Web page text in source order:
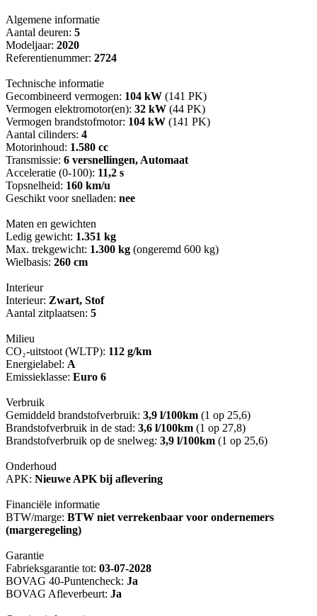
Algemene informatie
Aantal deuren: 5
Modeljaar: 2020
Referentienummer: 2724
Technische informatie
Gecombineerd vermogen: 104 kW (141 PK)
Vermogen elektromotor(en): 32 kW (44 PK)
Vermogen brandstofmotor: 104 kW (141 PK)
Aantal cilinders: 4
Motorinhoud: 1.580 cc
Transmissie: 6 versnellingen, Automaat
Acceleratie (0-100): 11,2 s
Topsnelheid: 160 km/u
Geschikt voor snelladen: nee
Maten en gewichten
Ledig gewicht: 1.351 kg
Max. trekgewicht: 1.300 kg (ongeremd 600 kg)
Wielbasis: 260 cm
Interieur
Interieur: Zwart, Stof
Aantal zitplaatsen: 5
Milieu
CO₂-uitstoot (WLTP): 112 g/km
Energielabel: A
Emissieklasse: Euro 6
Verbruik
Gemiddeld brandstofverbruik: 3,9 l/100km (1 op 25,6)
Brandstofverbruik in de stad: 3,6 l/100km (1 op 27,8)
Brandstofverbruik op de snelweg: 3,9 l/100km (1 op 25,6)
Onderhoud
APK: Nieuwe APK bij aflevering
Financiële informatie
BTW/marge: BTW niet verrekenbaar voor ondernemers
(margeregeling)
Garantie
Fabrieksgarantie tot: 03-07-2028
BOVAG 40-Puntencheck: Ja
BOVAG Afleverbeurt: Ja